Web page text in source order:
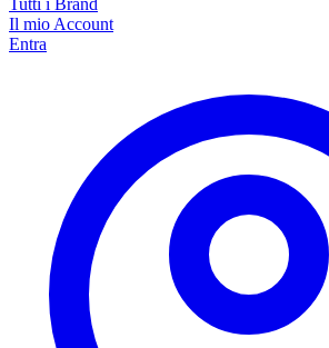
Tutti i Brand
Il mio Account
Entra